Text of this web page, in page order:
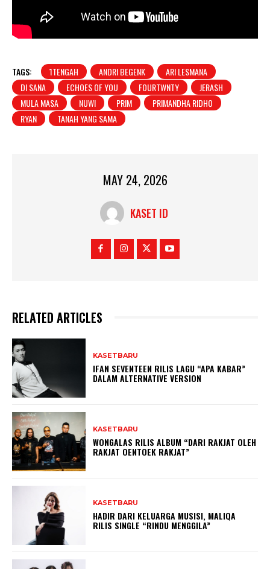
TAGS: 1TENGAH ANDRI BEGENK
ARI LESMANA
DI SANA
ECHOES OF YOU FOURTWNTY
JERASH
MULA MASA
NUWI PRIM
PRIMANDHA RIDHO
RYAN
TANAH YANG SAMA
MAY 24, 2026
KASET ID
RELATED ARTICLES
KASETBARU
IFAN SEVENTEEN RILIS LAGU “APA KABAR”
DALAM ALTERNATIVE VERSION
KASETBARU
WONGALAS RILIS ALBUM “DARI RAKJAT OLEH
RAKJAT OENTOEK RAKJAT”
KASETBARU
HADIR DARI KELUARGA MUSISI, MALIQA
RILIS SINGLE “RINDU MENGGILA”